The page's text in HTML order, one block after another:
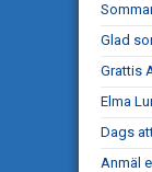
Glad
Grattis
Elma
Dags
Anmäl